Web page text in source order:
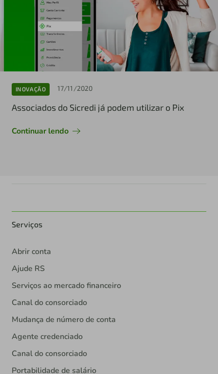
INOVAÇÃO 17/11/2020
Associados do Sicredi já podem utilizar o Pix
Continuar lendo
Serviços
Abrir conta
Ajude RS
Serviços ao mercado financeiro
Canal do consorciado
Mudança de número de conta
Agente credenciado
Canal do consorciado
Portabilidade de salário